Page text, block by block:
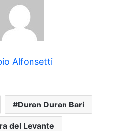
Alfonsetti
Duran Duran Bari
del Levante